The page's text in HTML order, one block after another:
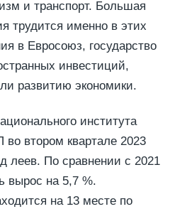
и транспорт. Большая
трудится именно в этих
в Евросоюз, государство
инвестиций,
развитию экономики.
института
во втором квартале 2023
леев. По сравнении с 2021
вырос на 5,7 %.
на 13 месте по